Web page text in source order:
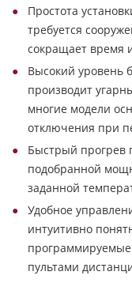
Простота
требуется
сокращает время
Высокий уровень
производит
многие модели
отключения при
Быстрый прогрев
подобранной
заданной
Удобное
интуитивно
пультами